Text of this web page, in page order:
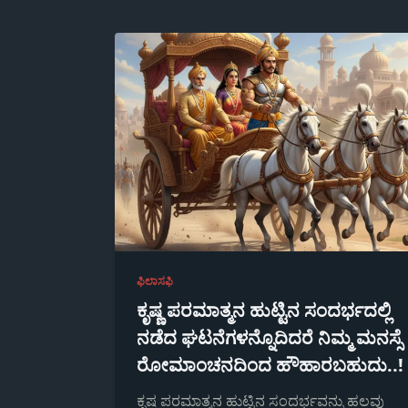
ಫಿಲಾಸಫಿ
ಕೃಷ್ಣ ಪರಮಾತ್ಮನ ಹುಟ್ಟಿನ ಸಂದರ್ಭದಲ್ಲಿ
ನಡೆದ ಘಟನೆಗಳನ್ನೊದಿದರೆ ನಿಮ್ಮ ಮನಸ್ಸೆ
ರೋಮಾಂಚನದಿಂದ ಹೌಹಾರಬಹುದು..!
ಕೃಷ್ಣ ಪರಮಾತ್ಮನ ಹುಟ್ಟಿನ ಸಂದರ್ಭವನ್ನು ಹಲವು